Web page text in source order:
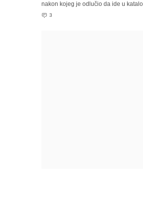
nakon kojeg je odlučio da ide u
3